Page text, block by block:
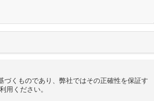
くものであり、弊社ではその正確性を保証す
用ください。